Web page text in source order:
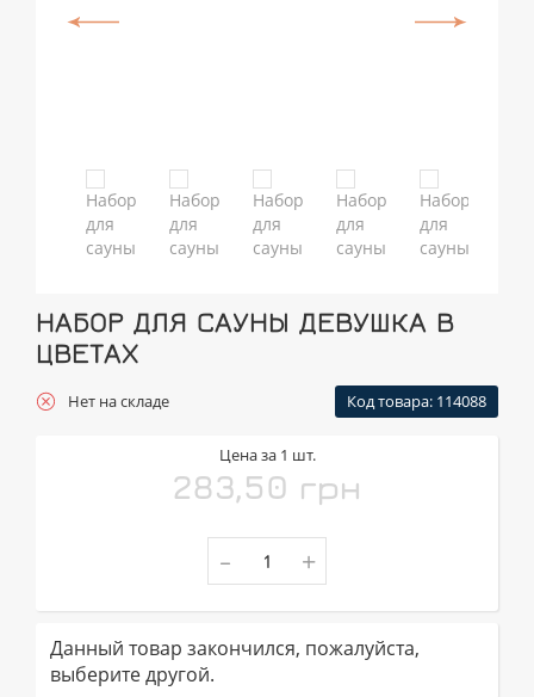
НАБОР ДЛЯ САУНЫ ДЕВУШКА В
ЦВЕТАХ
Нет на складе Код товара: 114088
Цена за 1 шт.
283,50 грн
- +
Данный товар закончился, пожалуйста,
выберите другой.